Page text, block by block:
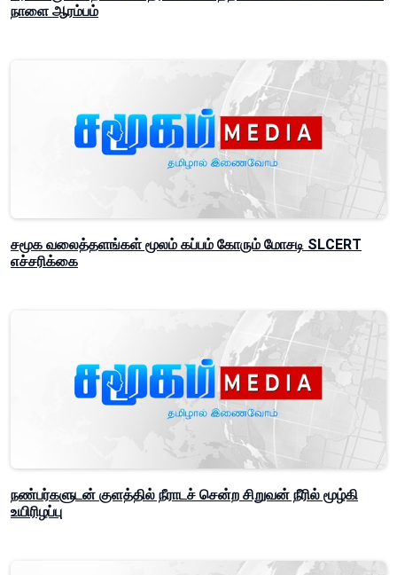
நாளை ஆரம்பம்
சமூக வலைத்தளங்கள் மூலம் கப்பம் கோரும் மோசடி SLCERT
எச்சரிக்கை
நண்பர்களுடன் குளத்தில் நீராடச் சென்ற சிறுவன் நீரில் மூழ்கி
உயிரிழப்பு